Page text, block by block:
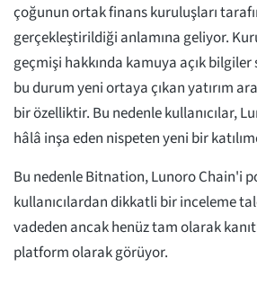
çoğunun ortak finans kuruluşları
gerçekleştirildiği anlamına geliyor.
geçmişi hakkında kamuya açık bilgiler
bu durum yeni ortaya çıkan yatırım
bir özelliktir. Bu nedenle kullanıcılar,
hâlâ inşa eden nispeten yeni bir
Bu nedenle Bitnation, Lunoro Chain'i
kullanıcılardan dikkatli bir inceleme
vadeden ancak henüz tam olarak
platform olarak görüyor.